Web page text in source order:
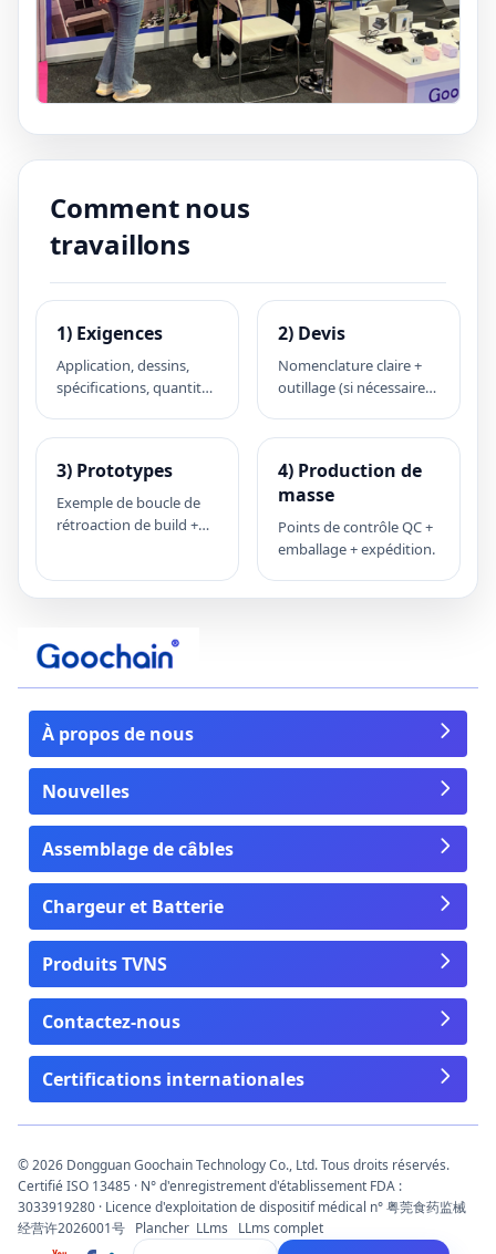
Comment nous
travaillons
1) Exigences
Application, dessins,
spécifications, quantité
2) Devis
Nomenclature claire +
outillage (si nécessaire)
3) Prototypes
Exemple de boucle de
rétroaction de build +
4) Production de
masse
Points de contrôle QC +
emballage + expédition.
À propos de nous
Nouvelles
Assemblage de câbles
Chargeur et Batterie
Produits TVNS
Contactez-nous
Certifications internationales
© 2026 Dongguan Goochain Technology Co., Ltd. Tous droits réservés.
Certifié ISO 13485 · N° d'enregistrement d'établissement FDA :
3033919280 · Licence d'exploitation de dispositif médical n° 粤莞食药监械
经营许2026001号 Plancher LLms LLms complet